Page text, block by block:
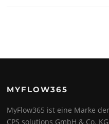
MYFLOW365
MyFlow365 ist eine Marke der
CPS solutions GmbH & Co. KG